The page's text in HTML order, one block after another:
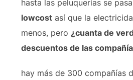
hasta las peluquerías se
lowcostasí que la
menos, pero ¿cuanta de
descuentos de las
hay más de 300 compañías